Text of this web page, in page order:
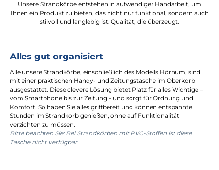
Unsere Strandkörbe entstehen in aufwendiger Handarbeit, um
Ihnen ein Produkt zu bieten, das nicht nur funktional, sondern auch
stilvoll und langlebig ist. Qualität, die überzeugt.
Alles gut organisiert
Alle unsere Strandkörbe, einschließlich des Modells Hörnum, sind
mit einer praktischen Handy- und Zeitungstasche im Oberkorb
ausgestattet. Diese clevere Lösung bietet Platz für alles Wichtige –
vom Smartphone bis zur Zeitung – und sorgt für Ordnung und
Komfort. So haben Sie alles griffbereit und können entspannte
Stunden im Strandkorb genießen, ohne auf Funktionalität
verzichten zu müssen.
Bitte beachten Sie: Bei Strandkörben mit PVC-Stoffen ist diese
Tasche nicht verfügbar.